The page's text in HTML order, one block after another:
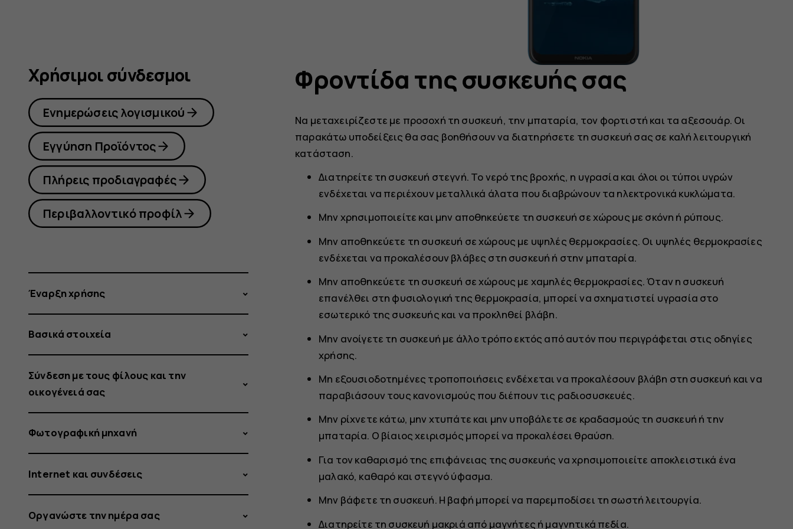
Φροντίδα της συσκευής σας
Να μεταχειρίζεστε με προσοχή τη συσκευή, την μπαταρία, τον φορτιστή και τα αξεσουάρ. Οι
παρακάτω υποδείξεις θα σας βοηθήσουν να διατηρήσετε τη συσκευή σας σε καλή λειτουργική
κατάσταση.
Διατηρείτε τη συσκευή στεγνή. Το νερό της βροχής, η υγρασία και όλοι οι τύποι υγρών
ενδέχεται να περιέχουν μεταλλικά άλατα που διαβρώνουν τα ηλεκτρονικά κυκλώματα.
Μην χρησιμοποιείτε και μην αποθηκεύετε τη συσκευή σε χώρους με σκόνη ή ρύπους.
Μην αποθηκεύετε τη συσκευή σε χώρους με υψηλές θερμοκρασίες. Οι υψηλές θερμοκρασίες
ενδέχεται να προκαλέσουν βλάβες στη συσκευή ή στην μπαταρία.
Μην αποθηκεύετε τη συσκευή σε χώρους με χαμηλές θερμοκρασίες. Όταν η συσκευή
επανέλθει στη φυσιολογική της θερμοκρασία, μπορεί να σχηματιστεί υγρασία στο
εσωτερικό της συσκευής και να προκληθεί βλάβη.
Μην ανοίγετε τη συσκευή με άλλο τρόπο εκτός από αυτόν που περιγράφεται στις οδηγίες
χρήσης.
Μη εξουσιοδοτημένες τροποποιήσεις ενδέχεται να προκαλέσουν βλάβη στη συσκευή και να
παραβιάσουν τους κανονισμούς που διέπουν τις ραδιοσυσκευές.
Μην ρίχνετε κάτω, μην χτυπάτε και μην υποβάλετε σε κραδασμούς τη συσκευή ή την
μπαταρία. Ο βίαιος χειρισμός μπορεί να προκαλέσει θραύση.
Για τον καθαρισμό της επιφάνειας της συσκευής να χρησιμοποιείτε αποκλειστικά ένα
μαλακό, καθαρό και στεγνό ύφασμα.
Μην βάφετε τη συσκευή. Η βαφή μπορεί να παρεμποδίσει τη σωστή λειτουργία.
Διατηρείτε τη συσκευή μακριά από μαγνήτες ή μαγνητικά πεδία.
Χρήσιμοι σύνδεσμοι
Ενημερώσεις λογισμικού
Εγγύηση Προϊόντος
Πλήρεις προδιαγραφές
Περιβαλλοντικό προφίλ
Έναρξη χρήσης
Βασικά στοιχεία
Σύνδεση με τους φίλους και την
οικογένειά σας
Φωτογραφική μηχανή
Internet και συνδέσεις
Οργανώστε την ημέρα σας